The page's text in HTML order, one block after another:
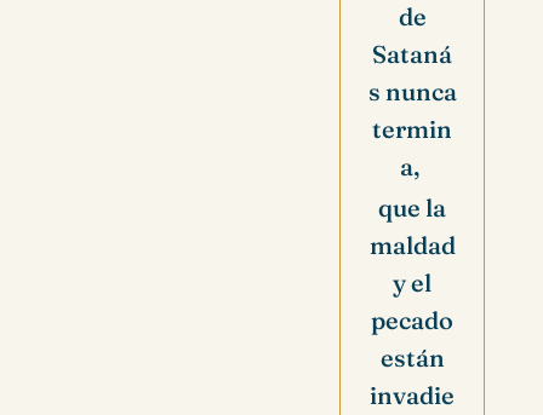
de
Sataná
s nunca
termin
a,
que la
maldad
y el
pecado
están
invadie